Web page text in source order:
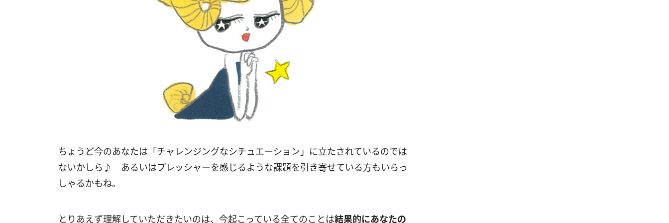
ちょうど今のあなたは「チャレンジングなシチュエーション」に立たされているのでは
ないかしら♪ あるいはプレッシャーを感じるような課題を引き寄せている方もいらっ
しゃるかもね。
とりあえず理解していただきたいのは、今起こっている全てのことは結果的にあなたの